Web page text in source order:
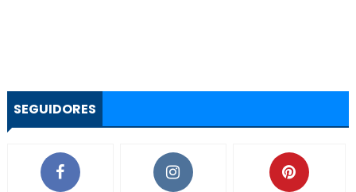
SEGUIDORES